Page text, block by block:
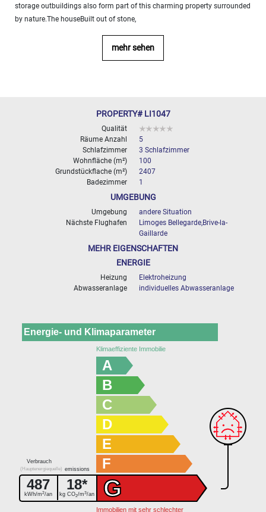
M2
BESTIMMEN
storage outbuildings also form part of this charming property surrounded
by nature.The houseBuilt out of stone,
mehr sehen
PROPERTY# LI1047
Qualität
Räume Anzahl
5
Schlafzimmer
3 Schlafzimmer
Wohnfläche (m²)
100
Grundstückflache (m²)
2407
Badezimmer
1
UMGEBUNG
Umgebung
andere Situation
Nächste Flughafen
Limoges Bellegarde,Brive-la-
Gaillarde
MEHR EIGENSCHAFTEN
ENERGIE
Heizung
Elektroheizung
Abwasseranlage
individuelles Abwasseranlage
Energie- und Klimaparameter
Klimaeffiziente Immobilie
A
B
C
D
E
F
G
Verbrauch
(Hauptenergiequelle) emissions
487
kWh/m2/an
18*
kg CO2/m3/an
Immobilien mit sehr schlechter